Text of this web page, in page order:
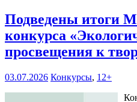
Подведены итоги
конкурса
просвещения к
03.07.2026 Конкурсы, 12+